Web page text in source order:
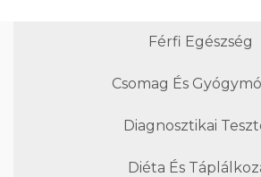
Férfi Egészség
Csomag És
Diagnosztikai
Diéta És